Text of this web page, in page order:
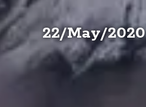
22/May/2020